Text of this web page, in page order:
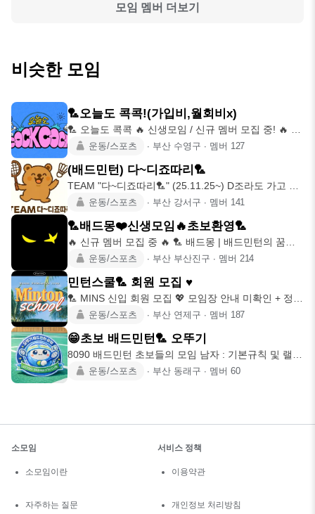
모임 멤버 더보기
비슷한 모임
🏸오늘도 콕콕!(가입비,월회비x)
🏸 오늘도 콕콕 🔥 신생모임 / 신규 멤버 모집 중! 🔥 운
동도 하고,
운동/스포츠 ∙ 부산 수영구 ∙ 멤버 127
(배드민턴) 다~디죠따리🏸
TEAM "다~디죠따리🏸" (25.11.25~) D조라도 가고 싶
은 왕 운동/스포츠 ∙ 부산 강서구 ∙ 멤버 141
🏸배드몽❤️신생모임🔥초보환영🏸
🔥 신규 멤버 모집 중 🔥 🏸 배드몽 | 배드민턴의 꿈을
꾸는 자 ⭐
운동/스포츠 ∙ 부산 부산진구 ∙ 멤버 214
민턴스쿨🏸 회원 모집 ♥️
🏸 MINS 신입 회원 모집 💖 모임장 안내 미확인 + 정모
투표 시운동/스포츠 ∙ 부산 연제구 ∙ 멤버 187
😁초보 배드민턴🏸 오뚜기
8090 배드민턴 초보들의 모임 남자 : 기본규칙 및 랠리
가능자. 여
운동/스포츠 ∙ 부산 동래구 ∙ 멤버 60
소모임
소모임이란
자주하는 질문
서비스 정책
이용약관
개인정보 처리방침